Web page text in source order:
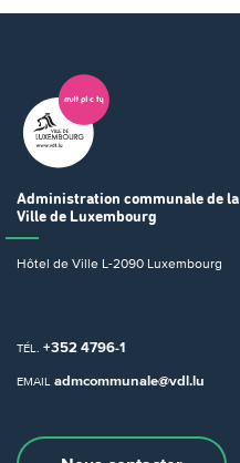
Administration communale de la
Ville de Luxembourg
Hôtel de Ville L-2090 Luxembourg
TÉL. +352 4796-1
EMAIL admcommunale@vdl.lu